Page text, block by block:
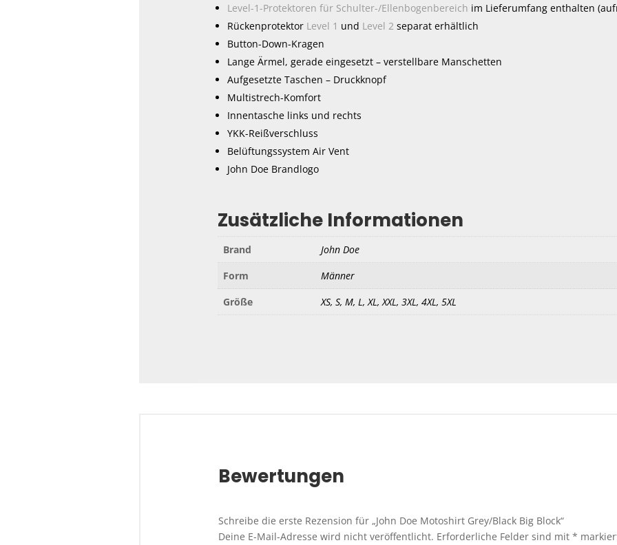
Level-1-Protektoren für Schulter-/Ellenbogenbereich im Lieferumfang enthalten
Rückenprotektor Level 1 und Level 2 separat erhältlich
Button-Down-Kragen
Lange Ärmel, gerade eingesetzt – verstellbare Manschetten
Aufgesetzte Taschen – Druckknopf
Multistrech-Komfort
Innentasche links und rechts
YKK-Reißverschluss
Belüftungssystem Air Vent
John Doe Brandlogo
Zusätzliche Informationen
Brand
John Doe
Form
Männer
Größe
XS, S, M, L, XL, XXL, 3XL, 4XL, 5XL
Bewertungen
Schreibe die erste Rezension für „John Doe Motoshirt Grey/Black Big Block“
Deine E-Mail-Adresse wird nicht veröffentlicht. Erforderliche Felder sind mit*